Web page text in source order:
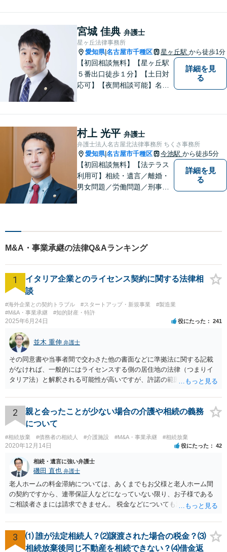
談対応も行っております。ま
ずは、お気軽にお電話くださ
い。
宮城 佳典 弁護士
星ヶ丘法律事務所
愛知県|名古屋市千種区 星ヶ丘駅 から徒歩1分
【初回相談無料】【星ヶ丘駅
５番出口徒歩１分】【土日対
応可】【夜間相談可能】名古
詳細を見
る
村上 光平 弁護士
弁護士法人名古屋北法律事務所 ちくさ事務所
愛知県|名古屋市千種区 今池駅 から徒歩5分
【初回相談無料】【法テラス
利用可】相続・遺言／離婚・
男女問題／労働問題／刑事事
ご提供。小さなお困り事でも
構いません【夜間・休日面
談】【完全個室】【今池駅3
分】
詳細を見
る
M&A・事業承継の法律Q&Aランキング
1
イタリア企業とのライセンス契約に関する法律相
談
#海外企業との契約トラブル #スタートアップ・新規事業
#製造業
#M&A・事業承継
#知的財産・特許
2025年6月24日 役にたった 241
並木 重伸 弁護士
その同意書や当事者間で交わさた他の書面などに準拠法に関する記載
がなければ、一般的にはライセンスする側の居住地の法律（つまりイ
タリア法）と解釈される可能性が高いですが、許諾の範囲が日本国内
あります。 なお、仮に日本法になるとしても、新しい会社との間で契
約が有効かどうかは、ライセンスされた権利の種類（著作権、商標
権、特許権など）や契約の時期などを見て判断する必要があります。
いずれにせよ具体的事情が分からないと確定的な回答は難しいと思わ
れますので、弁護士に直接相談されることをお勧めします。
2
親と会ったことが少ない場合の介護や相続の義務
について
#相続放棄 #債務者の相続人 #介護施設 #M&A・事業承継 #相続放棄
2020年12月14日 役にたった 42
相続・遺言に強い弁護士
磯田 直也 弁護士
老人ホームの料金滞納については、あくまでもお父様と老人ホーム間
の契約ですから、連帯保証人などになっていない限り、お子様である
ご相談者さまには請求できません。 税金などについても滞納している
護受給の際に扶養できないかという連絡が役所から来ますが、できな
い旨回答すればそれまでです。 相続が開始した場合については先述の
通りです。 民法上の扶養義務はご相談者さまがお考えのほど強いもの
3
⑴ 誰が法定相続人？⑵譲渡された場合の税金？⑶
相続放棄後同じ不動産を相続できない？⑷借金返